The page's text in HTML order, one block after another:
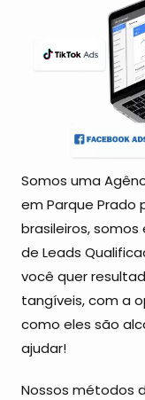
Somos uma
em Parque Prado
brasileiros,
de Leads
você quer
tangíveis, com a
como eles são
ajudar!
Nossos métodos